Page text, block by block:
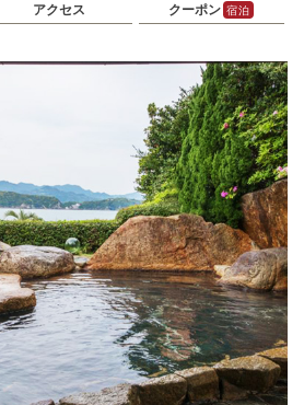
アクセス クーポン 宿泊